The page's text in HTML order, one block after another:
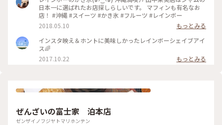
日本一に選ばれたお店探しらしいです。 マフィンも有名なお
店！ #沖縄 #スイーツ #かき氷 #フルーツ #レインボー
2018.05.10
もっとみる
インスタ映え＆ホントに美味しかったレインボーシェイブアイ
ス🌈
2017.10.22
もっとみる
ぜんざいの富士家 泊本店
ゼンザイノフジヤトマリホンテン